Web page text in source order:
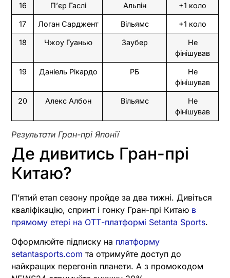
16 П’єр Гаслі Альпін +1 коло
17 Логан Сарджент Вільямс +1 коло
18 Чжоу Гуанью Заубер
Не
фінішував
19 Даніель Рікардо РБ
Не
фінішував
20 Алекс Албон Вільямс
Не
фінішував
Результати Гран-прі Японії
Де дивитись Гран-прі
Китаю?
П’ятий етап сезону пройде за два тижні. Дивіться
кваліфікацію, спринт і гонку Гран-прі Китаю в
прямому етері на ОТТ-платформі Setanta Sports.
Оформлюйте підписку на платформу
setantasports.com та отримуйте доступ до
найкращих перегонів планети. А з промокодом